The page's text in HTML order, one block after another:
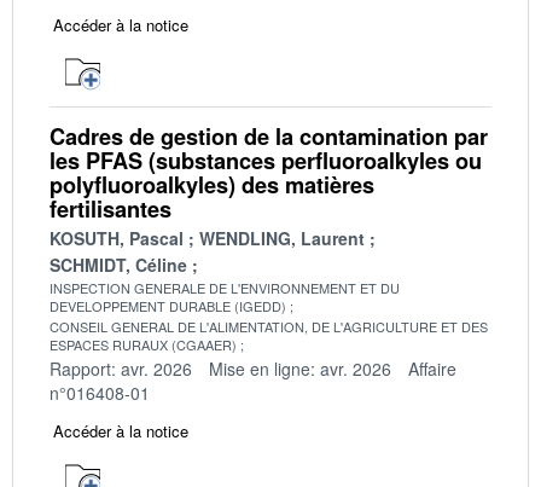
Accéder à la notice
Cadres de gestion de la contamination par
les PFAS (substances perfluoroalkyles ou
polyfluoroalkyles) des matières
fertilisantes
KOSUTH, Pascal
WENDLING, Laurent
SCHMIDT, Céline
INSPECTION GENERALE DE L'ENVIRONNEMENT ET DU
DEVELOPPEMENT DURABLE (IGEDD)
CONSEIL GENERAL DE L'ALIMENTATION, DE L'AGRICULTURE ET DES
ESPACES RURAUX (CGAAER)
Rapport: avr. 2026 Mise en ligne: avr. 2026
Affaire
n°016408-01
Accéder à la notice